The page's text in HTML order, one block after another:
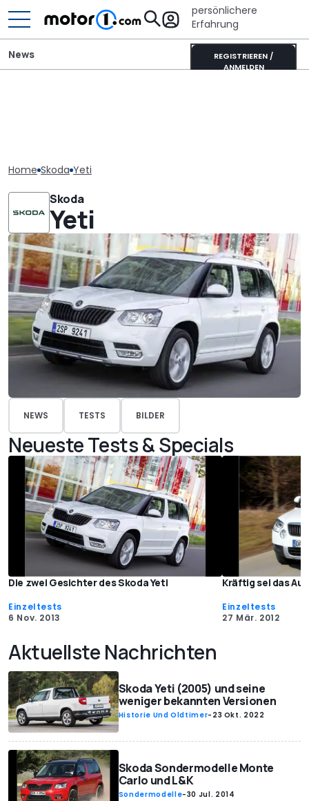
persönlichere
Erfahrung
REGISTRIEREN /
ANMELDEN
News
Home Skoda Yeti
Skoda
Yeti
NEWS TESTS BILDER
Neueste Tests & Specials
Die zwei Gesichter des Skoda Yeti
Einzeltests
6 Nov. 2013
Kräftig sei das
Einzeltests
27 Mär. 2012
Aktuellste Nachrichten
Skoda Yeti (2005) und seine
weniger bekannten Versionen
Historie Und Oldtimer- 23 Okt. 2022
Skoda Sondermodelle Monte
Carlo und L&K
Sondermodelle-30 Jul. 2014